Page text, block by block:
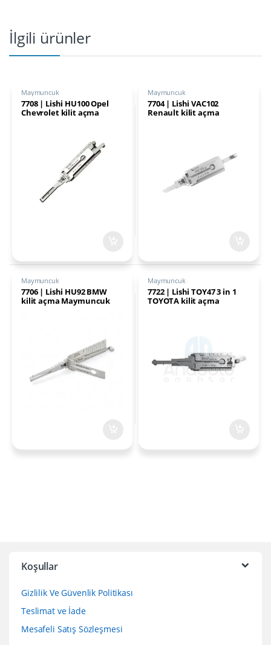
İlgili ürünler
Maymuncuk
7708 | Lishi HU100 Opel
Chevrolet kilit açma
Maymuncuk
7704 | Lishi VAC102
Renault kilit açma
Maymuncuk
7706 | Lishi HU92 BMW
kilit açma Maymuncuk
Maymuncuk
7722 | Lishi TOY47 3 in 1
TOYOTA kilit açma
Koşullar
Gizlilik Ve Güvenlik Politikası
Teslimat ve İade
Mesafeli Satış Sözleşmesi